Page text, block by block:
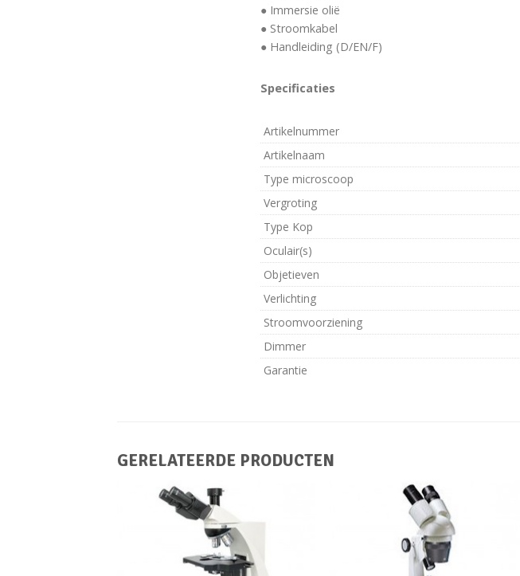
● Immersie olië
● Stroomkabel
● Handleiding (D/EN/F)
Specificaties
Artikelnummer
Artikelnaam
Type microscoop
Vergroting
Type Kop
Oculair(s)
Objetieven
Verlichting
Stroomvoorziening
Dimmer
Garantie
GERELATEERDE PRODUCTEN